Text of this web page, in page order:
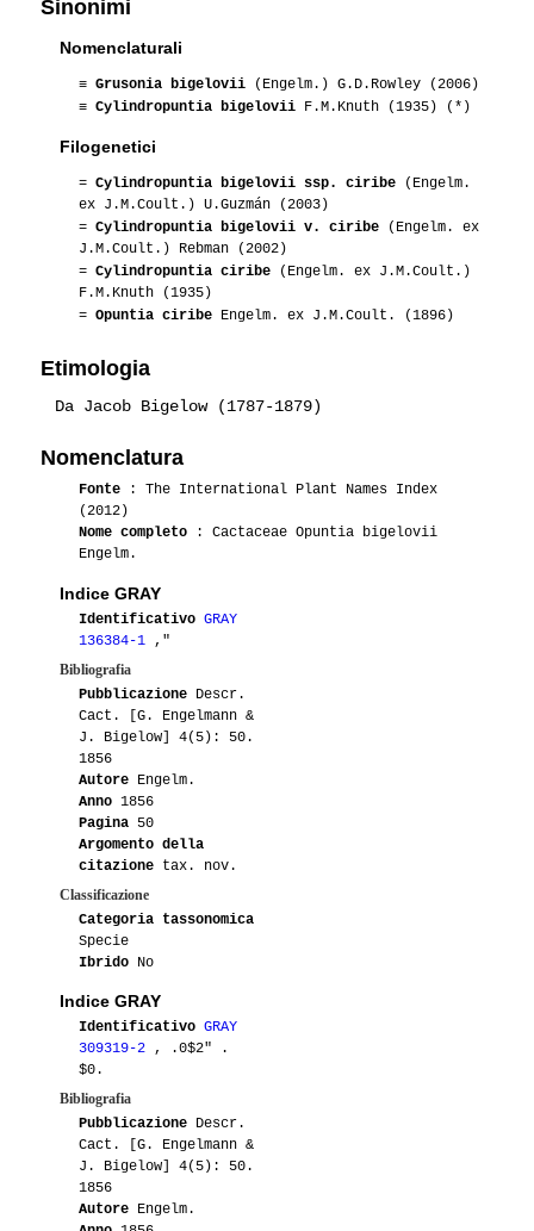
Sinonimi
Nomenclaturali
≡ Grusonia bigelovii (Engelm.) G.D.Rowley (2006)
≡ Cylindropuntia bigelovii F.M.Knuth (1935) (*)
Filogenetici
= Cylindropuntia bigelovii ssp. ciribe (Engelm.
ex J.M.Coult.) U.Guzmán (2003)
= Cylindropuntia bigelovii v. ciribe (Engelm. ex
J.M.Coult.) Rebman (2002)
= Cylindropuntia ciribe (Engelm. ex J.M.Coult.)
F.M.Knuth (1935)
= Opuntia ciribe Engelm. ex J.M.Coult. (1896)
Etimologia
Da Jacob Bigelow (1787-1879)
Nomenclatura
Fonte : The International Plant Names Index
(2012)
Nome completo : Cactaceae Opuntia bigelovii
Engelm.
Indice GRAY
Identificativo GRAY
136384-1 ,"
Bibliografia
Pubblicazione Descr.
Cact. [G. Engelmann &
J. Bigelow] 4(5): 50.
1856
Autore Engelm.
Anno 1856
Pagina 50
Argomento della
citazione tax. nov.
Classificazione
Categoria tassonomica
Specie
Ibrido No
Indice GRAY
Identificativo GRAY
309319-2 , .0$2" .
$0.
Bibliografia
Pubblicazione Descr.
Cact. [G. Engelmann &
J. Bigelow] 4(5): 50.
1856
Autore Engelm.